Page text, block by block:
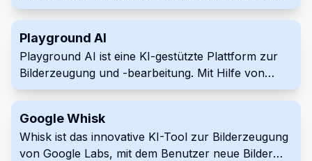
KI-Algorithmen ermöglichen es Kreativen aller
Grundlage verschiedener Eingabeparameter zu
erstellen, einschließlich Bildtransformation, Text-
oder Konzeptfilter. Von der Konzeption bis zum
Merchandise mit seinem sozialen Raum für
der Plattform können Benutzer mit geringem
Aufwand einzigartige Kreationen monetarisieren.
Playground AI
Playground AI ist eine KI-gestützte Plattform zur
Bilderzeugung und -bearbeitung. Mit Hilfe von
Stable Diffusion-Modellen wandelt sie
um und bietet eine vielfältige Sammlung von
Werkzeugen zur Bildbearbeitung.
Google Whisk
Whisk ist das innovative KI-Tool zur Bilderzeugung
von Google Labs, mit dem Benutzer neue Bilder